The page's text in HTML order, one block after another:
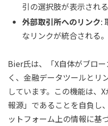
引の選択肢が表示される
外部取引所へのリンク:
なリンクが統合される。
Bier氏は、「X自体がブロ
く、金融データツールとリ
しています。この機能は、
報源」であることを自負し
ットフォーム上の情報に基